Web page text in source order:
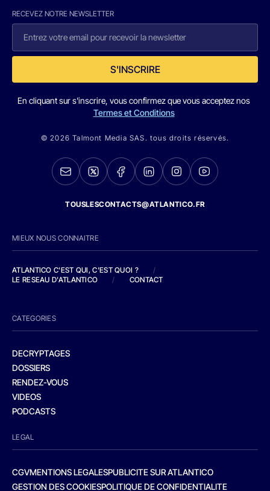
RECEVEZ NOTRE NEWSLETTER
S'INSCRIRE
En cliquant sur s'inscrire, vous confirmez que vous acceptez nos
Termes et Conditions
© 2026 Talmont Media SAS. tous droits réservés.
TOUSLESCONTACTS@ATLANTICO.FR
MIEUX NOUS CONNAITRE
ATLANTICO C'EST QUI, C'EST QUOI ?
/
LE RESEAU D'ATLANTICO
/ CONTACT
CATEGORIES
DECRYPTAGES
DOSSIERS
RENDEZ-VOUS
VIDEOS
PODCASTS
LEGAL
CGVMENTIONS LEGALESPUBLICITE SUR ATLANTICO
GESTION DES COOKIESPOLITIQUE DE CONFIDENTIALITE